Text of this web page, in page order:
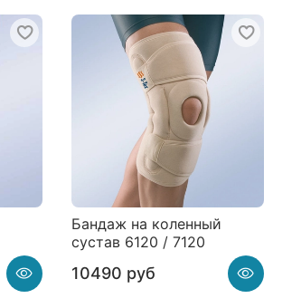
Бандаж на коленный
сустав 6120 / 7120
10490 руб